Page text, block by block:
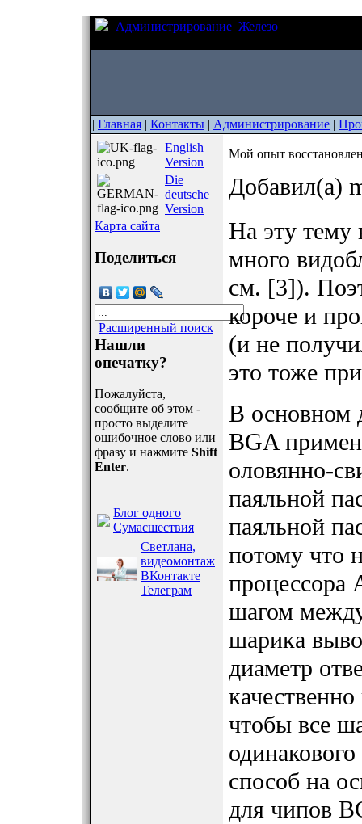
Администрирование Железо
| Главная | Контакты | Администрирование |
English
Version
Die
deutsche
Version
Карта сайта
Поделиться
Расширенный поиск
Нашли
опечатку?
Пожалуйста,
сообщите об этом -
просто выделите
ошибочное слово или
фразу и нажмите Shift
Enter.
Блог одного
Сумасшествия
Светлана,
видеомонтаж
ВКонтакте
Телеграм
Мой опыт
Добавил(а)
На эту тему
много
см. [3]).
короче и
(и не
это тоже
В основном
BGA
оловянно-
паяльной
паяльной
потому что
процессора
шагом
шарика
диаметр
чтобы все
способ на
для чипов